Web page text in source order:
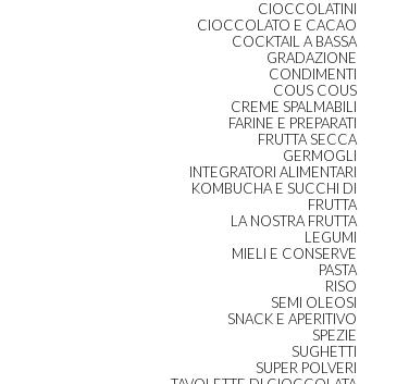
CIOCCOLATINI
CIOCCOLATO E CACAO
COCKTAIL A BASSA
GRADAZIONE
CONDIMENTI
COUS COUS
CREME SPALMABILI
FARINE E PREPARATI
FRUTTA SECCA
GERMOGLI
INTEGRATORI ALIMENTARI
KOMBUCHA E SUCCHI DI
FRUTTA
LA NOSTRA FRUTTA
LEGUMI
MIELI E CONSERVE
PASTA
RISO
SEMI OLEOSI
SNACK E APERITIVO
SPEZIE
SUGHETTI
SUPER POLVERI